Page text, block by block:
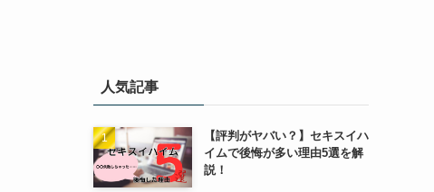
人気記事
【評判がヤバい？】セキスイハ
イムで後悔が多い理由5選を解
説！